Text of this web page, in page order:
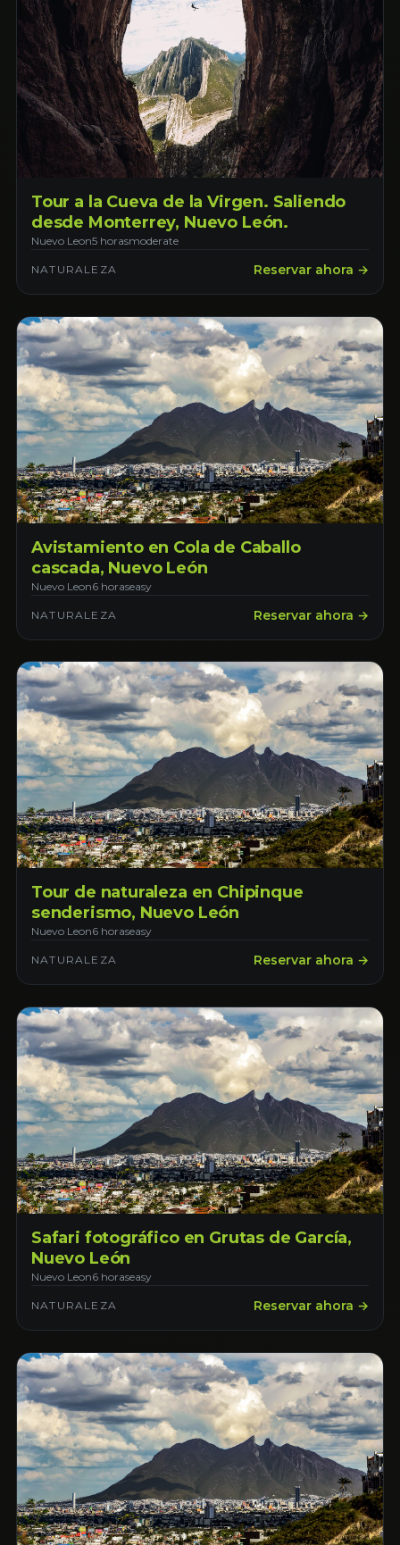
Tour a la Cueva de la Virgen. Saliendo
desde Monterrey, Nuevo León.
Nuevo Leon5 horasmoderate
NATURALEZA Reservar ahora →
Avistamiento en Cola de Caballo
cascada, Nuevo León
Nuevo Leon6 horaseasy
NATURALEZA Reservar ahora →
Tour de naturaleza en Chipinque
senderismo, Nuevo León
Nuevo Leon6 horaseasy
NATURALEZA Reservar ahora →
Safari fotográfico en Grutas de García,
Nuevo León
Nuevo Leon6 horaseasy
NATURALEZA Reservar ahora →